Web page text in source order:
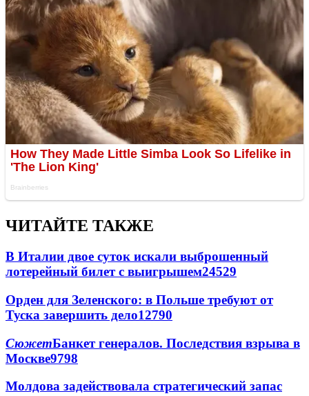
ЧИТАЙТЕ ТАКЖЕ
В Италии двое суток искали выброшенный
лотерейный билет с выигрышем24529
Орден для Зеленского: в Польше требуют от
Туска завершить дело12790
СюжетБанкет генералов. Последствия взрыва в
Москве9798
Молдова задействовала стратегический запас